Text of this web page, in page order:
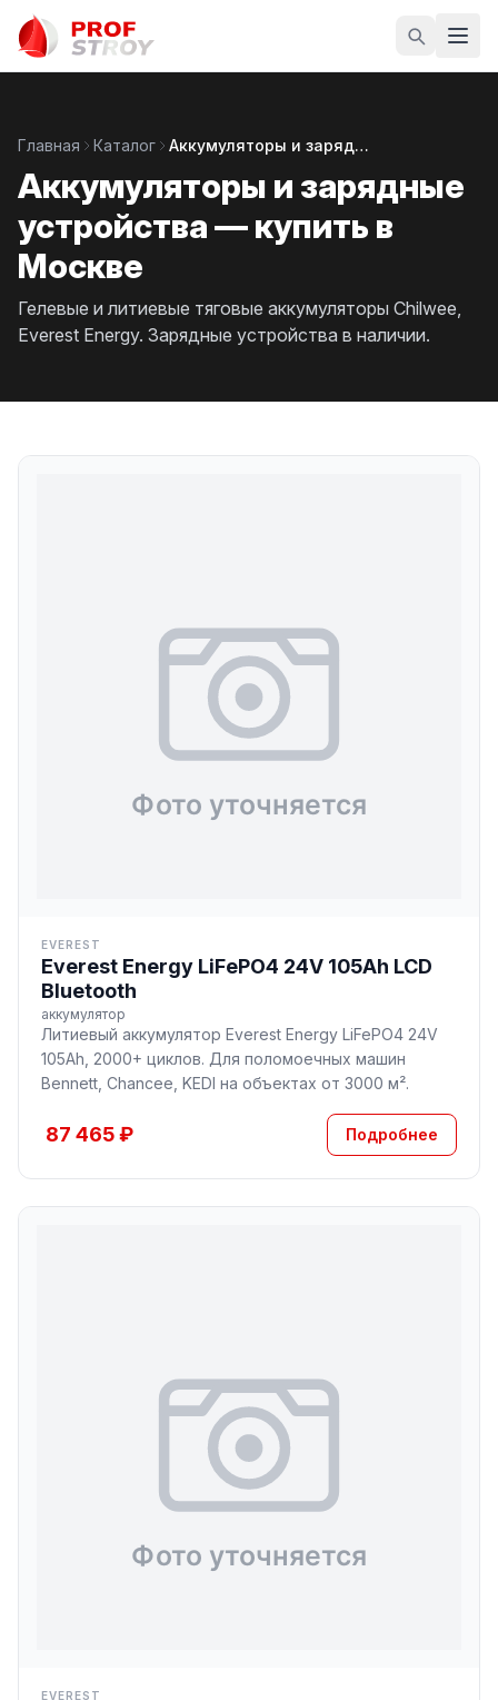
Главная Каталог Аккумуляторы и зарядные устройства
Аккумуляторы и зарядные
устройства — купить в
Москве
Гелевые и литиевые тяговые аккумуляторы Chilwee,
Everest Energy. Зарядные устройства в наличии.
EVEREST
Everest Energy LiFePO4 24V 105Ah LCD
Bluetooth
аккумулятор
Литиевый аккумулятор Everest Energy LiFePO4 24V
105Ah, 2000+ циклов. Для поломоечных машин
Bennett, Chancee, KEDI на объектах от 3000 м².
87 465 ₽ Подробнее
EVEREST